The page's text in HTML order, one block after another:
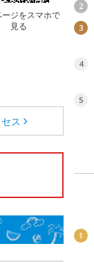
ージをスマホで
見る
ス
2
3
4
5
1